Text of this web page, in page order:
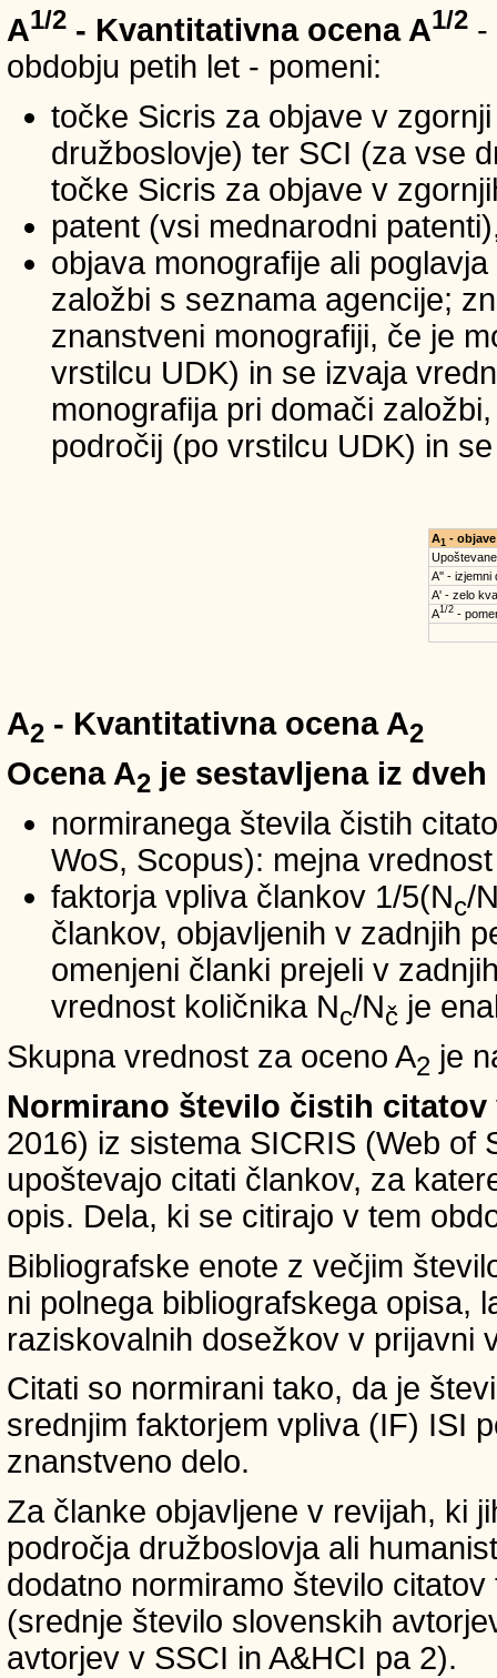
A1/2 - Kvantitativna ocena A1/2 -
obdobju petih let - pomeni:
točke Sicris za objave v
družboslovje) ter SCI (za vse
točke Sicris za objave v
patent (vsi mednarodni
objava monografije ali
založbi s seznama agencije;
znanstveni monografiji, če je
vrstilcu UDK) in se izvaja
monografija pri domači
področij (po vrstilcu UDK) in
A1 - objave
A'' - izjemni
A' - zelo
A1/2-
A2 - Kvantitativna ocena A2
Ocena A2 je sestavljena iz
normiranega števila čistih
WoS, Scopus): mejna
faktorja vpliva člankov 1/5(Nc/
člankov, objavljenih v zadnjih
omenjeni članki prejeli v
vrednost količnika Nc/Nč je
Skupna vrednost za oceno A2 je
Normirano število čistih citatov
2016) iz sistema SICRIS (Web of
upoštevajo citati člankov, za
opis. Dela, ki se citirajo v tem
Bibliografske enote z večjim
ni polnega bibliografskega opisa,
raziskovalnih dosežkov v prijavni
Citati so normirani tako, da je
srednjim faktorjem vpliva (IF) ISI
znanstveno delo.
Za članke objavljene v revijah, ki
področja družboslovja ali
dodatno normiramo število
(srednje število slovenskih
avtorjev v SSCI in A&HCI pa 2).